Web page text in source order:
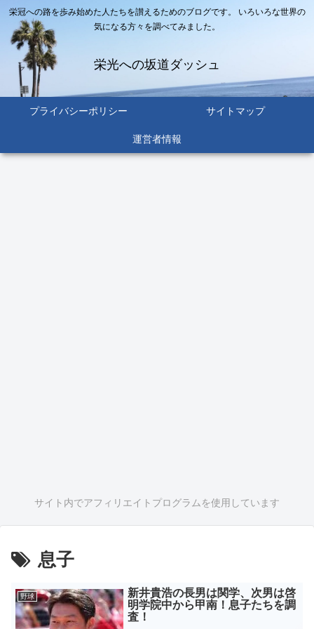
栄冠への路を歩み始めた人たちを讃えるためのブログです。 いろいろな世界の
気になる方々を調べてみました。
栄光への坂道ダッシュ
プライバシーポリシー サイトマップ
運営者情報
サイト内でアフィリエイトプログラムを使用しています
息子
野球
新井貴浩の長男は関学、次男は啓
明学院中から甲南！息子たちを調
査！